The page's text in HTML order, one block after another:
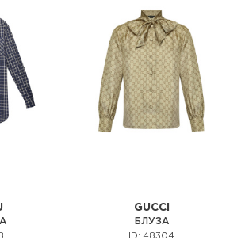
GUCCI
БЛУЗА
ID: 48304